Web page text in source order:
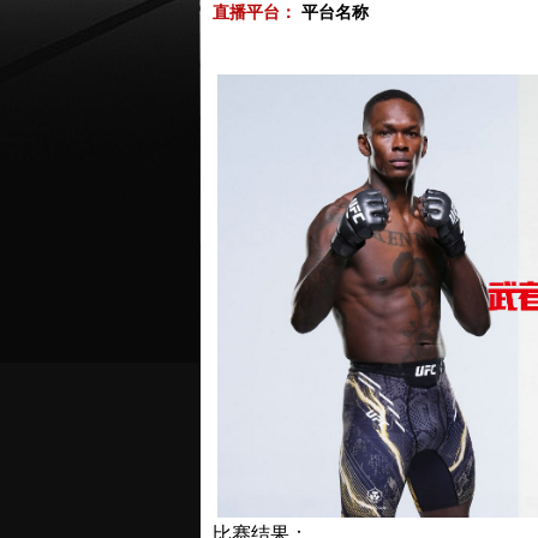
直播平台： 平台名称
比赛结果：